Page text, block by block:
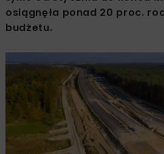
osiągnęła ponad 20 proc.
budżetu.